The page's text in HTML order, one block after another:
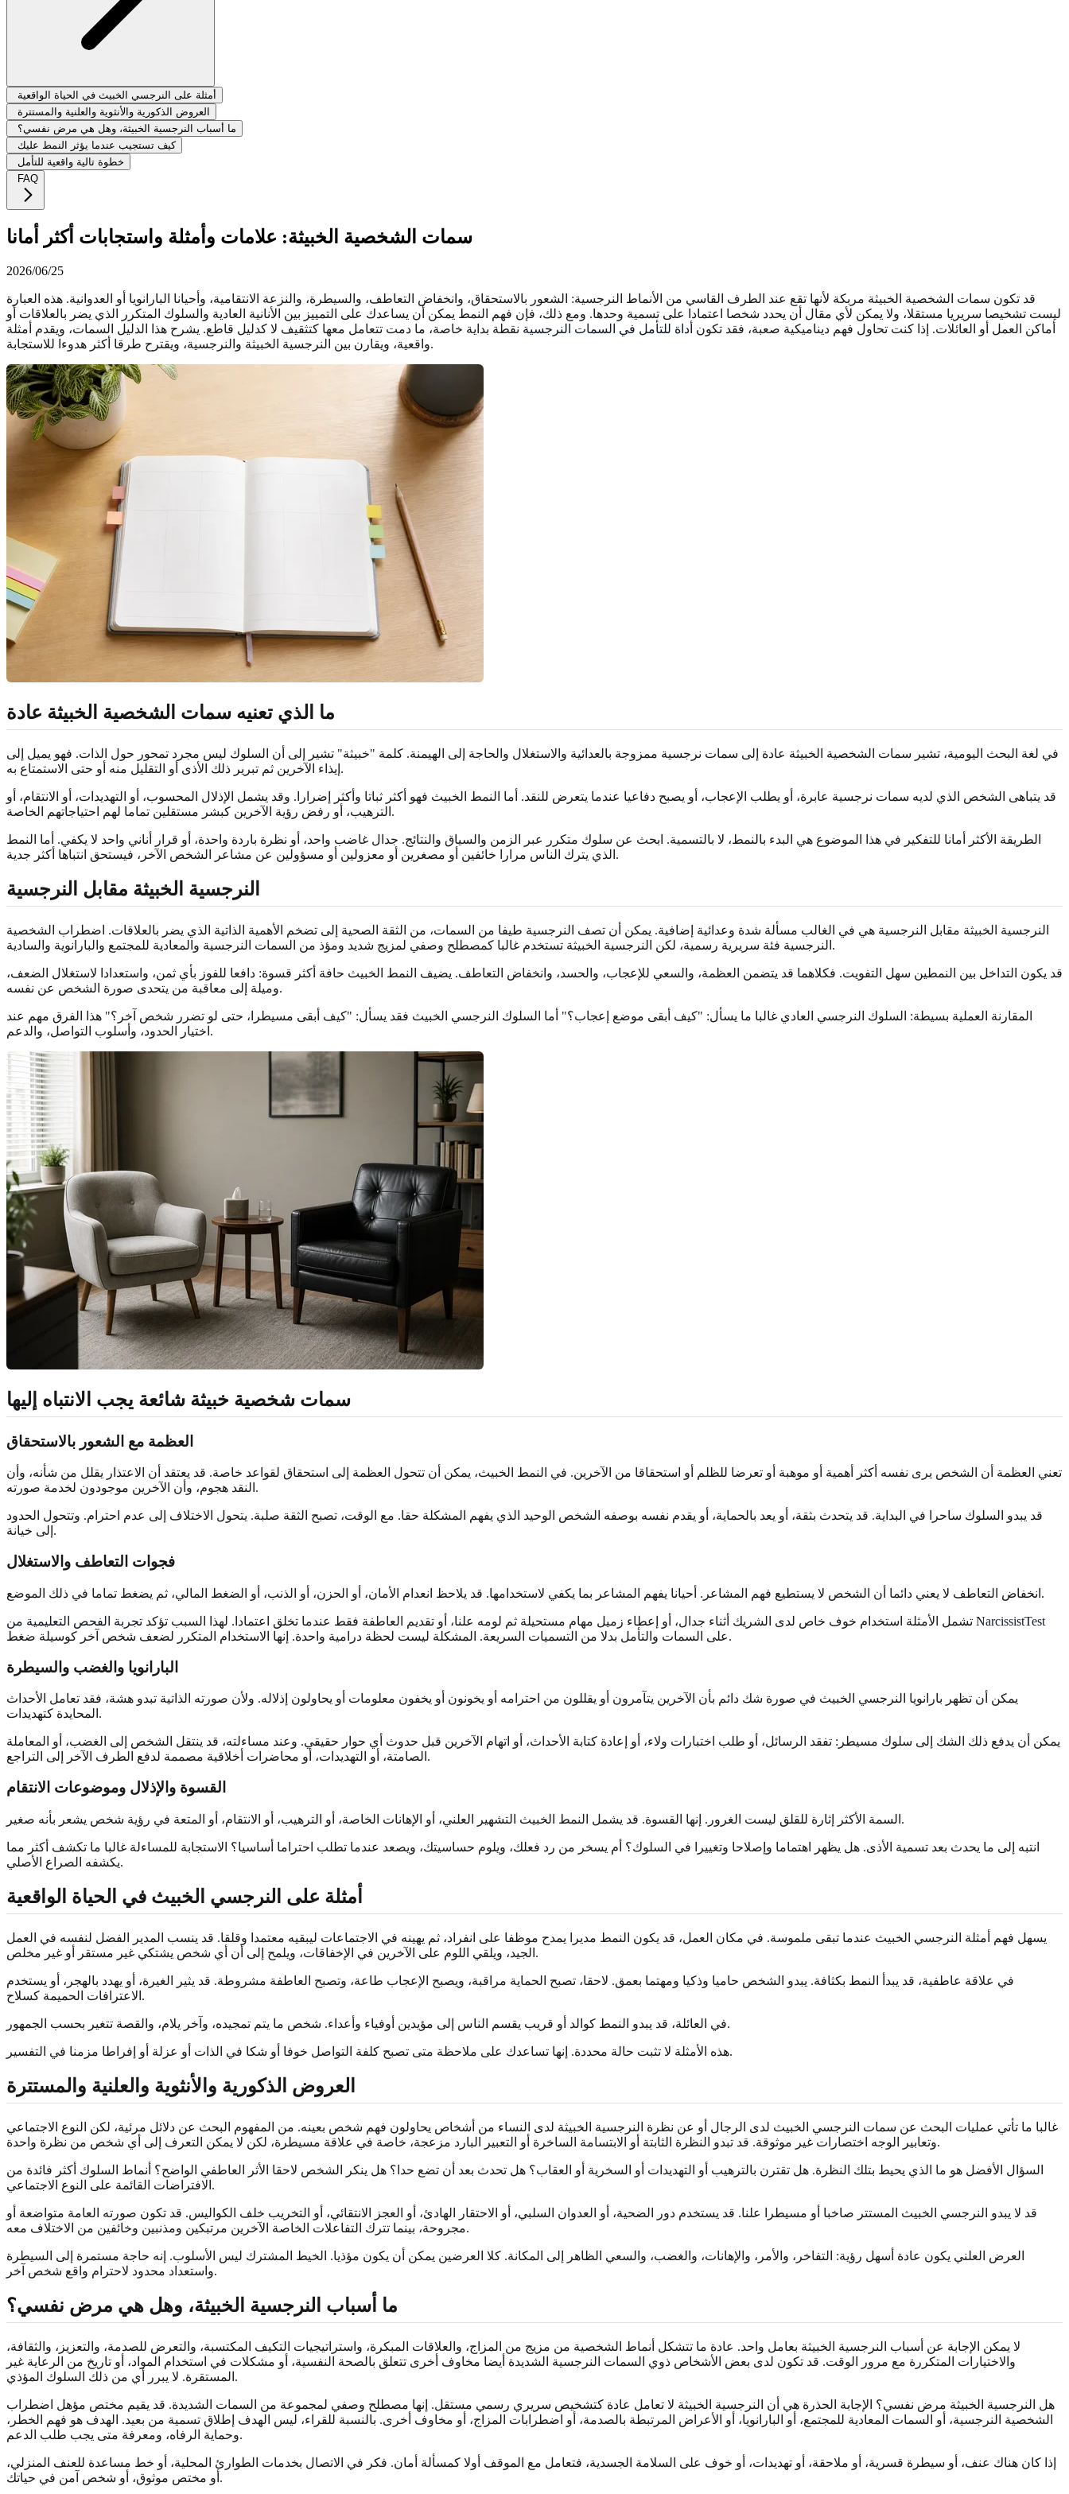
أمثلة على النرجسي الخبيث في الحياة الواقعية
العروض الذكورية والأنثوية والعلنية والمستترة
ما أسباب النرجسية الخبيثة، وهل هي مرض نفسي؟
كيف تستجيب عندما يؤثر النمط عليك
خطوة تالية واقعية للتأمل
FAQ
سمات الشخصية الخبيثة: علامات وأمثلة واستجابات أكثر أمانا
2026/06/25
قد تكون سمات الشخصية الخبيثة مربكة لأنها تقع عند الطرف القاسي من الأنماط النرجسية: الشعور بالاستحقاق، وانخفاض التعاطف، والسيطرة، والنزعة الانتقامية، وأحيانا البارانويا أو العدوانية. هذه العبارة
ليست تشخيصا سريريا مستقلا، ولا يمكن لأي مقال أن يحدد شخصا اعتمادا على تسمية وحدها. ومع ذلك، فإن فهم النمط يمكن أن يساعدك على التمييز بين الأنانية العادية والسلوك المتكرر الذي يضر بالعلاقات أو
أماكن العمل أو العائلات. إذا كنت تحاول فهم ديناميكية صعبة، فقد تكون أداة للتأمل في السمات النرجسية نقطة بداية خاصة، ما دمت تتعامل معها كتثقيف لا كدليل قاطع. يشرح هذا الدليل السمات، ويقدم أمثلة
واقعية، ويقارن بين النرجسية الخبيثة والنرجسية، ويقترح طرقا أكثر هدوءا للاستجابة.
ما الذي تعنيه سمات الشخصية الخبيثة عادة
في لغة البحث اليومية، تشير سمات الشخصية الخبيثة عادة إلى سمات نرجسية ممزوجة بالعدائية والاستغلال والحاجة إلى الهيمنة. كلمة "خبيثة" تشير إلى أن السلوك ليس مجرد تمحور حول الذات. فهو يميل إلى
إيذاء الآخرين ثم تبرير ذلك الأذى أو التقليل منه أو حتى الاستمتاع به.
قد يتباهى الشخص الذي لديه سمات نرجسية عابرة، أو يطلب الإعجاب، أو يصبح دفاعيا عندما يتعرض للنقد. أما النمط الخبيث فهو أكثر ثباتا وأكثر إضرارا. وقد يشمل الإذلال المحسوب، أو التهديدات، أو الانتقام، أو
الترهيب، أو رفض رؤية الآخرين كبشر مستقلين تماما لهم احتياجاتهم الخاصة.
الطريقة الأكثر أمانا للتفكير في هذا الموضوع هي البدء بالنمط، لا بالتسمية. ابحث عن سلوك متكرر عبر الزمن والسياق والنتائج. جدال غاضب واحد، أو نظرة باردة واحدة، أو قرار أناني واحد لا يكفي. أما النمط
الذي يترك الناس مرارا خائفين أو مصغرين أو معزولين أو مسؤولين عن مشاعر الشخص الآخر، فيستحق انتباها أكثر جدية.
النرجسية الخبيثة مقابل النرجسية
النرجسية الخبيثة مقابل النرجسية هي في الغالب مسألة شدة وعدائية إضافية. يمكن أن تصف النرجسية طيفا من السمات، من الثقة الصحية إلى تضخم الأهمية الذاتية الذي يضر بالعلاقات. اضطراب الشخصية
النرجسية فئة سريرية رسمية، لكن النرجسية الخبيثة تستخدم غالبا كمصطلح وصفي لمزيج شديد ومؤذ من السمات النرجسية والمعادية للمجتمع والبارانوية والسادية.
قد يكون التداخل بين النمطين سهل التفويت. فكلاهما قد يتضمن العظمة، والسعي للإعجاب، والحسد، وانخفاض التعاطف. يضيف النمط الخبيث حافة أكثر قسوة: دافعا للفوز بأي ثمن، واستعدادا لاستغلال الضعف،
وميلة إلى معاقبة من يتحدى صورة الشخص عن نفسه.
المقارنة العملية بسيطة: السلوك النرجسي العادي غالبا ما يسأل: "كيف أبقى موضع إعجاب؟" أما السلوك النرجسي الخبيث فقد يسأل: "كيف أبقى مسيطرا، حتى لو تضرر شخص آخر؟" هذا الفرق مهم عند
اختيار الحدود، وأسلوب التواصل، والدعم.
سمات شخصية خبيثة شائعة يجب الانتباه إليها
العظمة مع الشعور بالاستحقاق
تعني العظمة أن الشخص يرى نفسه أكثر أهمية أو موهبة أو تعرضا للظلم أو استحقاقا من الآخرين. في النمط الخبيث، يمكن أن تتحول العظمة إلى استحقاق لقواعد خاصة. قد يعتقد أن الاعتذار يقلل من شأنه، وأن
النقد هجوم، وأن الآخرين موجودون لخدمة صورته.
قد يبدو السلوك ساحرا في البداية. قد يتحدث بثقة، أو يعد بالحماية، أو يقدم نفسه بوصفه الشخص الوحيد الذي يفهم المشكلة حقا. مع الوقت، تصبح الثقة صلبة. يتحول الاختلاف إلى عدم احترام. وتتحول الحدود
إلى خيانة.
فجوات التعاطف والاستغلال
انخفاض التعاطف لا يعني دائما أن الشخص لا يستطيع فهم المشاعر. أحيانا يفهم المشاعر بما يكفي لاستخدامها. قد يلاحظ انعدام الأمان، أو الحزن، أو الذنب، أو الضغط المالي، ثم يضغط تماما في ذلك الموضع.
تشمل الأمثلة استخدام خوف خاص لدى الشريك أثناء جدال، أو إعطاء زميل مهام مستحيلة ثم لومه علنا، أو تقديم العاطفة فقط عندما تخلق اعتمادا. لهذا السبب تؤكد تجربة الفحص التعليمية من NarcissistTest
على السمات والتأمل بدلا من التسميات السريعة. المشكلة ليست لحظة درامية واحدة. إنها الاستخدام المتكرر لضعف شخص آخر كوسيلة ضغط.
البارانويا والغضب والسيطرة
يمكن أن تظهر بارانويا النرجسي الخبيث في صورة شك دائم بأن الآخرين يتآمرون أو يقللون من احترامه أو يخونون أو يخفون معلومات أو يحاولون إذلاله. ولأن صورته الذاتية تبدو هشة، فقد تعامل الأحداث
المحايدة كتهديدات.
يمكن أن يدفع ذلك الشك إلى سلوك مسيطر: تفقد الرسائل، أو طلب اختبارات ولاء، أو إعادة كتابة الأحداث، أو اتهام الآخرين قبل حدوث أي حوار حقيقي. وعند مساءلته، قد ينتقل الشخص إلى الغضب، أو المعاملة
الصامتة، أو التهديدات، أو محاضرات أخلاقية مصممة لدفع الطرف الآخر إلى التراجع.
القسوة والإذلال وموضوعات الانتقام
السمة الأكثر إثارة للقلق ليست الغرور. إنها القسوة. قد يشمل النمط الخبيث التشهير العلني، أو الإهانات الخاصة، أو الترهيب، أو الانتقام، أو المتعة في رؤية شخص يشعر بأنه صغير.
انتبه إلى ما يحدث بعد تسمية الأذى. هل يظهر اهتماما وإصلاحا وتغييرا في السلوك؟ أم يسخر من رد فعلك، ويلوم حساسيتك، ويصعد عندما تطلب احتراما أساسيا؟ الاستجابة للمساءلة غالبا ما تكشف أكثر مما
يكشفه الصراع الأصلي.
أمثلة على النرجسي الخبيث في الحياة الواقعية
يسهل فهم أمثلة النرجسي الخبيث عندما تبقى ملموسة. في مكان العمل، قد يكون النمط مديرا يمدح موظفا على انفراد، ثم يهينه في الاجتماعات ليبقيه معتمدا وقلقا. قد ينسب المدير الفضل لنفسه في العمل
الجيد، ويلقي اللوم على الآخرين في الإخفاقات، ويلمح إلى أن أي شخص يشتكي غير مستقر أو غير مخلص.
في علاقة عاطفية، قد يبدأ النمط بكثافة. يبدو الشخص حاميا وذكيا ومهتما بعمق. لاحقا، تصبح الحماية مراقبة، ويصبح الإعجاب طاعة، وتصبح العاطفة مشروطة. قد يثير الغيرة، أو يهدد بالهجر، أو يستخدم
الاعترافات الحميمة كسلاح.
في العائلة، قد يبدو النمط كوالد أو قريب يقسم الناس إلى مؤيدين أوفياء وأعداء. شخص ما يتم تمجيده، وآخر يلام، والقصة تتغير بحسب الجمهور.
هذه الأمثلة لا تثبت حالة محددة. إنها تساعدك على ملاحظة متى تصبح كلفة التواصل خوفا أو شكا في الذات أو عزلة أو إفراطا مزمنا في التفسير.
العروض الذكورية والأنثوية والعلنية والمستترة
غالبا ما تأتي عمليات البحث عن سمات النرجسي الخبيث لدى الرجال أو عن نظرة النرجسية الخبيثة لدى النساء من أشخاص يحاولون فهم شخص بعينه. من المفهوم البحث عن دلائل مرئية، لكن النوع الاجتماعي
وتعابير الوجه اختصارات غير موثوقة. قد تبدو النظرة الثابتة أو الابتسامة الساخرة أو التعبير البارد مزعجة، خاصة في علاقة مسيطرة، لكن لا يمكن التعرف إلى أي شخص من نظرة واحدة.
السؤال الأفضل هو ما الذي يحيط بتلك النظرة. هل تقترن بالترهيب أو التهديدات أو السخرية أو العقاب؟ هل تحدث بعد أن تضع حدا؟ هل ينكر الشخص لاحقا الأثر العاطفي الواضح؟ أنماط السلوك أكثر فائدة من
الافتراضات القائمة على النوع الاجتماعي.
قد لا يبدو النرجسي الخبيث المستتر صاخبا أو مسيطرا علنا. قد يستخدم دور الضحية، أو العدوان السلبي، أو الاحتقار الهادئ، أو العجز الانتقائي، أو التخريب خلف الكواليس. قد تكون صورته العامة متواضعة أو
مجروحة، بينما تترك التفاعلات الخاصة الآخرين مرتبكين ومذنبين وخائفين من الاختلاف معه.
العرض العلني يكون عادة أسهل رؤية: التفاخر، والأمر، والإهانات، والغضب، والسعي الظاهر إلى المكانة. كلا العرضين يمكن أن يكون مؤذيا. الخيط المشترك ليس الأسلوب. إنه حاجة مستمرة إلى السيطرة
واستعداد محدود لاحترام واقع شخص آخر.
ما أسباب النرجسية الخبيثة، وهل هي مرض نفسي؟
لا يمكن الإجابة عن أسباب النرجسية الخبيثة بعامل واحد. عادة ما تتشكل أنماط الشخصية من مزيج من المزاج، والعلاقات المبكرة، واستراتيجيات التكيف المكتسبة، والتعرض للصدمة، والتعزيز، والثقافة،
والاختيارات المتكررة مع مرور الوقت. قد تكون لدى بعض الأشخاص ذوي السمات النرجسية الشديدة أيضا مخاوف أخرى تتعلق بالصحة النفسية، أو مشكلات في استخدام المواد، أو تاريخ من الرعاية غير
المستقرة. لا يبرر أي من ذلك السلوك المؤذي.
هل النرجسية الخبيثة مرض نفسي؟ الإجابة الحذرة هي أن النرجسية الخبيثة لا تعامل عادة كتشخيص سريري رسمي مستقل. إنها مصطلح وصفي لمجموعة من السمات الشديدة. قد يقيم مختص مؤهل اضطراب
الشخصية النرجسية، أو السمات المعادية للمجتمع، أو البارانويا، أو الأعراض المرتبطة بالصدمة، أو اضطرابات المزاج، أو مخاوف أخرى. بالنسبة للقراء، ليس الهدف إطلاق تسمية من بعيد. الهدف هو فهم الخطر،
وحماية الرفاه، ومعرفة متى يجب طلب الدعم.
إذا كان هناك عنف، أو سيطرة قسرية، أو ملاحقة، أو تهديدات، أو خوف على السلامة الجسدية، فتعامل مع الموقف أولا كمسألة أمان. فكر في الاتصال بخدمات الطوارئ المحلية، أو خط مساعدة للعنف المنزلي،
أو مختص موثوق، أو شخص آمن في حياتك.